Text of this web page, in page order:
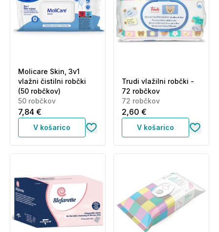
Molicare Skin, 3v1
vlažni čistilni robčki
(50 robčkov)
50 robčkov
7,84 €
V košarico
Trudi vlažilni robčki -
72 robčkov
72 robčkov
2,60 €
V košarico